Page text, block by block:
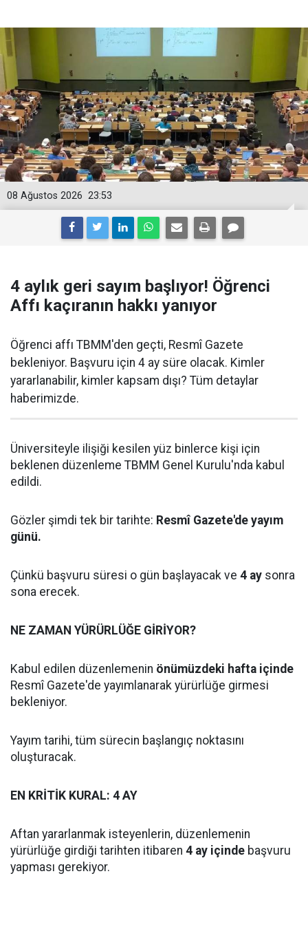
23:53
08 Ağustos 2026
4 aylık geri sayım başlıyor! Öğrenci
Affı kaçıranın hakkı yanıyor
Öğrenci affı TBMM'den geçti, Resmî Gazete
bekleniyor. Başvuru için 4 ay süre olacak. Kimler
yararlanabilir, kimler kapsam dışı? Tüm detaylar
haberimizde.
Üniversiteyle ilişiği kesilen yüz binlerce kişi için
beklenen düzenleme TBMM Genel Kurulu'nda kabul
edildi.
Gözler şimdi tek bir tarihte: Resmî Gazete'de yayım
günü.
Çünkü başvuru süresi o gün başlayacak ve 4 ay sonra
sona erecek.
NE ZAMAN YÜRÜRLÜĞE GİRİYOR?
Kabul edilen düzenlemenin önümüzdeki hafta içinde
Resmî Gazete'de yayımlanarak yürürlüğe girmesi
bekleniyor.
Yayım tarihi, tüm sürecin başlangıç noktasını
oluşturacak.
EN KRİTİK KURAL: 4 AY
Aftan yararlanmak isteyenlerin, düzenlemenin
yürürlüğe girdiği tarihten itibaren 4 ay içinde başvuru
yapması gerekiyor.